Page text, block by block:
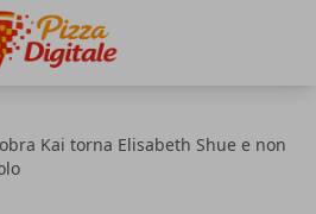
Kai torna Elisabeth Shue e non